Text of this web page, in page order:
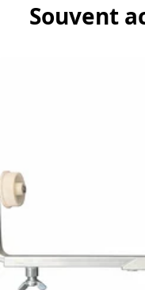
Souvent